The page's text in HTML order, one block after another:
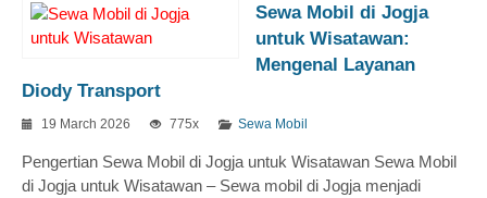
Sewa Mobil di Jogja
untuk Wisatawan:
Mengenal Layanan
Diody Transport
19 March 2026 775x Sewa Mobil
Pengertian Sewa Mobil di Jogja untuk Wisatawan Sewa Mobil
di Jogja untuk Wisatawan – Sewa mobil di Jogja menjadi